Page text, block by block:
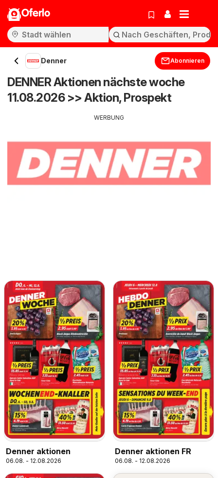
Oferlo
Denner Abonnieren
DENNER Aktionen nächste woche
11.08.2026 >> Aktion, Prospekt
WERBUNG
Denner aktionen
06.08. - 12.08.2026
Denner aktionen FR
06.08. - 12.08.2026